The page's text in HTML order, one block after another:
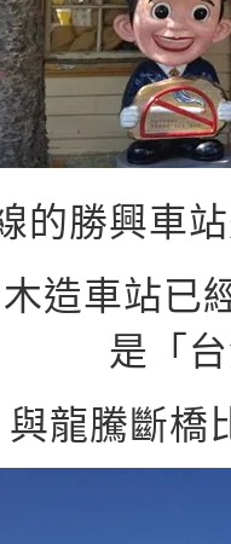
的勝興車
造車站已
是「
與龍騰斷橋